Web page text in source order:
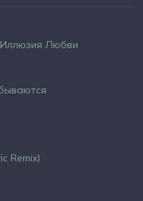
Любви
Remix)